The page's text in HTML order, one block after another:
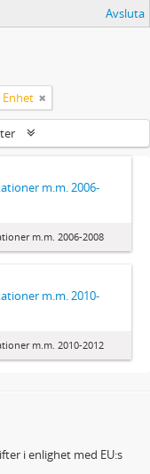
Avsluta
Enhet
m.m. 2006-
m.m. 2006-2008
m.m. 2010-
m.m. 2010-2012
i enlighet med EU:s